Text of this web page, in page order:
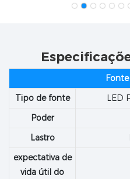
Tipo de fonte
LED
Poder
Lastro
expectativa de
vida útil do